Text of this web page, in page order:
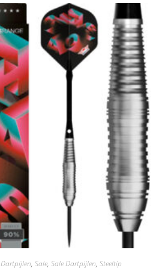
Dartpijlen, Sale, Sale Dartpijlen, Steeltip